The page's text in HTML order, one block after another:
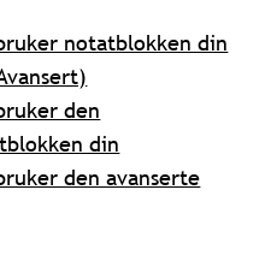
notatblokken din
den
din
den avanserte